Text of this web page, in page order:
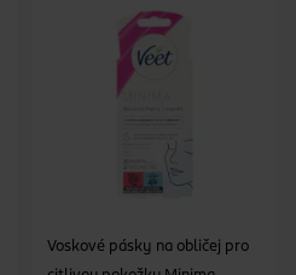
Voskové pásky na obličej pro